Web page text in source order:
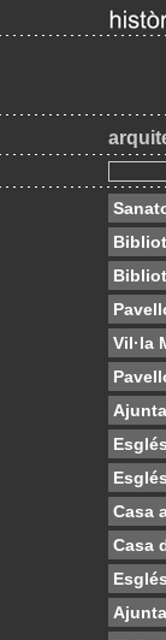
Vil·la
Casa
Casa